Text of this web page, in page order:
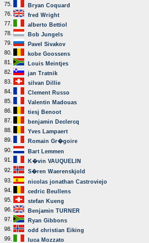
75.
Bryan Coquard
76.
fred Wright
77.
alberto Bettiol
78.
Bob Jungels
79.
Pavel Sivakov
80.
kobe Goossens
81.
Louis Meintjes
82.
jan Tratnik
83.
silvan Dillie
84.
Clement Russo
85.
Valentin Madouas
86.
tiesj Benoot
87.
benjamin Declercq
88.
Yves Lampaert
89.
Romain Gr�goire
90.
Bart Lemmen
91.
K�vin VAUQUELIN
92.
S�ren Waerenskjold
93.
nicolas jonathan Castroviejo
94.
cedric Beullens
95.
stefan Kueng
96.
Benjamin TURNER
97.
Ryan Gibbons
98.
odd christian Eiking
99.
luca Mozzato